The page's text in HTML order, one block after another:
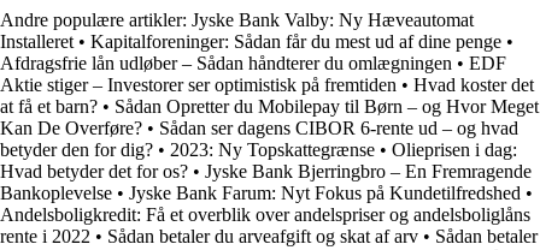
Andre populære artikler: Jyske Bank Valby: Ny Hæveautomat
Installeret • Kapitalforeninger: Sådan får du mest ud af dine penge •
Afdragsfrie lån udløber – Sådan håndterer du omlægningen • EDF
Aktie stiger – Investorer ser optimistisk på fremtiden • Hvad koster det
at få et barn? • Sådan Opretter du Mobilepay til Børn – og Hvor Meget
Kan De Overføre? • Sådan ser dagens CIBOR 6-rente ud – og hvad
betyder den for dig? • 2023: Ny Topskattegrænse • Olieprisen i dag:
Hvad betyder det for os? • Jyske Bank Bjerringbro – En Fremragende
Bankoplevelse • Jyske Bank Farum: Nyt Fokus på Kundetilfredshed •
Andelsboligkredit: Få et overblik over andelspriser og andelsboliglåns
rente i 2022 • Sådan betaler du arveafgift og skat af arv • Sådan betaler